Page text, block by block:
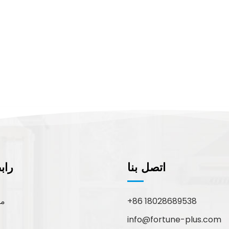
اتصل بنا
+86 18028689538
info@fortune-plus.com